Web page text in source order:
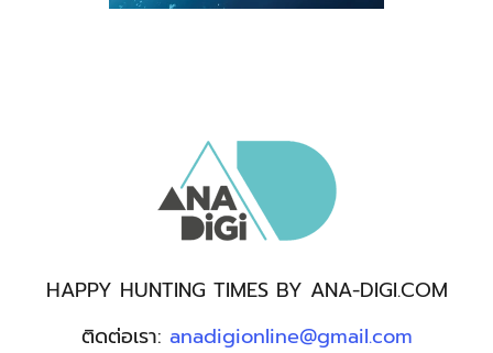
HAPPY HUNTING TIMES BY ANA-DIGI.COM
ติดต่อเรา: anadigionline@gmail.com